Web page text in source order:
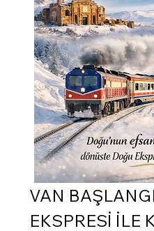
VAN
EKSPRESİ İLE